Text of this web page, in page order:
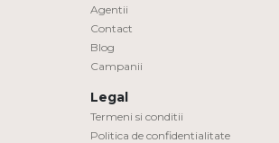
Agentii
Contact
Blog
Campanii
Legal
Termeni si conditii
Politica de confidentialitate